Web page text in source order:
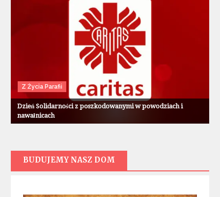
Z Życia Parafii
Dzień Solidarności z poszkodowanymi w powodziach i
nawałnicach
BUDUJEMY NASZ DOM